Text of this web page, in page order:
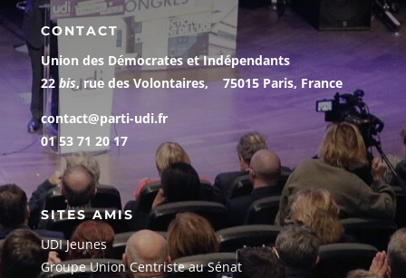
CONTACT
Union des Démocrates et Indépendants
22 bis, rue des Volontaires, 75015 Paris, France
contact@parti-udi.fr
01 53 71 20 17
SITES AMIS
UDI Jeunes
Groupe Union Centriste au Sénat